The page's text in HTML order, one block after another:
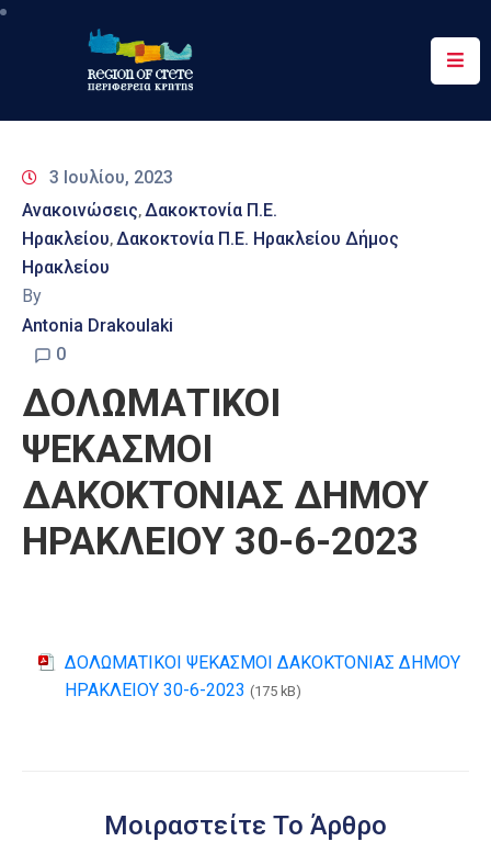
Περιφέρεια
&
Δράσεις
Ψηφιακές
Υπηρεσίες
3 Ιουλίου, 2023
Ανακοινώσεις‚Δακοκτονία Π.Ε.
Ηρακλείου‚Δακοκτονία Π.Ε. Ηρακλείου Δήμος
Ηρακλείου
By
Antonia Drakoulaki
0
ΔΟΛΩΜΑΤΙΚΟΙ
ΨΕΚΑΣΜΟΙ
ΔΑΚΟΚΤΟΝΙΑΣ ΔΗΜΟΥ
ΗΡΑΚΛΕΙΟY 30-6-2023
ΔΟΛΩΜΑΤΙΚΟΙ ΨΕΚΑΣΜΟΙ ΔΑΚΟΚΤΟΝΙΑΣ ΔΗΜΟΥ
ΗΡΑΚΛΕΙΟY 30-6-2023 (175 kB)
Μοιραστείτε Το Άρθρο